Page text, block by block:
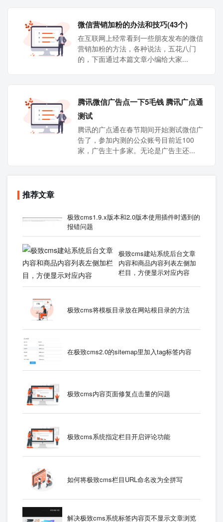
微信营销加粉的办法和技巧(43个)
在互联网上经常看到一些朋友发布的微信
营销加粉的方法，各种说法，五花八门
的，下面通过本篇文章小编给大家...
腾讯微信广告点一下5毛钱 腾讯广点通
测试
腾讯的广点通在春节期间开始测试微信广
告了，参加内测的公众账号目前近100
家，广告主十多家。无论是广告主还...
推荐文章
极致cms1.9.x版本和2.0版本使用插件时遇到的
报错问题
极致cms建站系统后台文章
内容和商品内容列表左侧加
栏目，方便显示对应内容
极致cms将模板目录放在网站根目录的方法
在极致cms2.0的sitemap里加入tag标签内容
极致cms内容页面修复点击量的问题
极致cms系统指定栏目开启评论功能
如何将极致cms栏目URL命名改为全拼写
解决极致cms系统标签内容页不显示文章浏览